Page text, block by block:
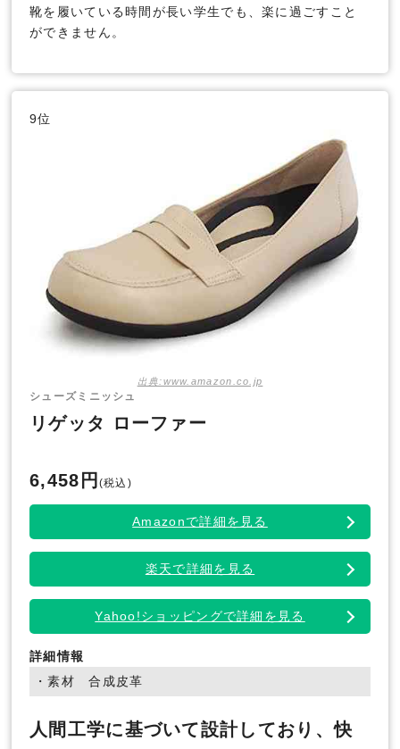
靴を履いている時間が長い学生でも、楽に過ごすこと
ができません。
9位
出典:www.amazon.co.jp
シューズミニッシュ
リゲッタ ローファー
6,458円 (税込)
Amazonで詳細を見る
楽天で詳細を見る
Yahoo!ショッピングで詳細を見る
詳細情報
・素材 合成皮革
人間工学に基づいて設計しており、快